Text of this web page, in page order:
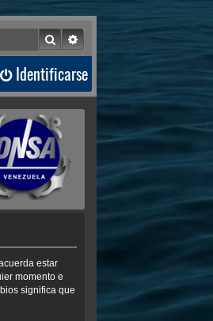
BuscarBúsqueda avanzada
Identificarse
estar
momento e
significa que